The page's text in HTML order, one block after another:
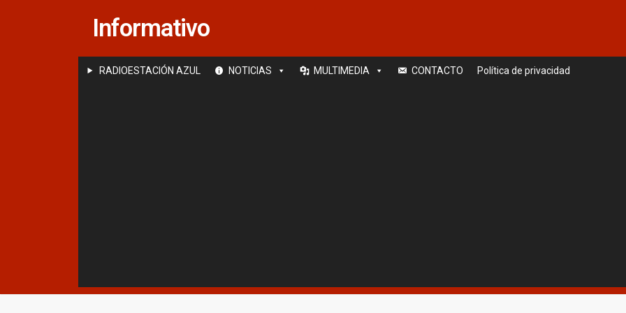
Informativo
RADIOESTACIÓN AZUL NOTICIAS MULTIMEDIA CONTACTO Política de privacidad